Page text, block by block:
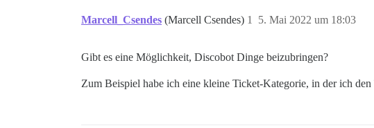
Marcell_Csendes (Marcell Csendes) 5. Mai 2022 um 18:03
1
Gibt es eine Möglichkeit, Discobot Dinge beizubringen?
Zum Beispiel habe ich eine kleine Ticket-Kategorie, in der ich